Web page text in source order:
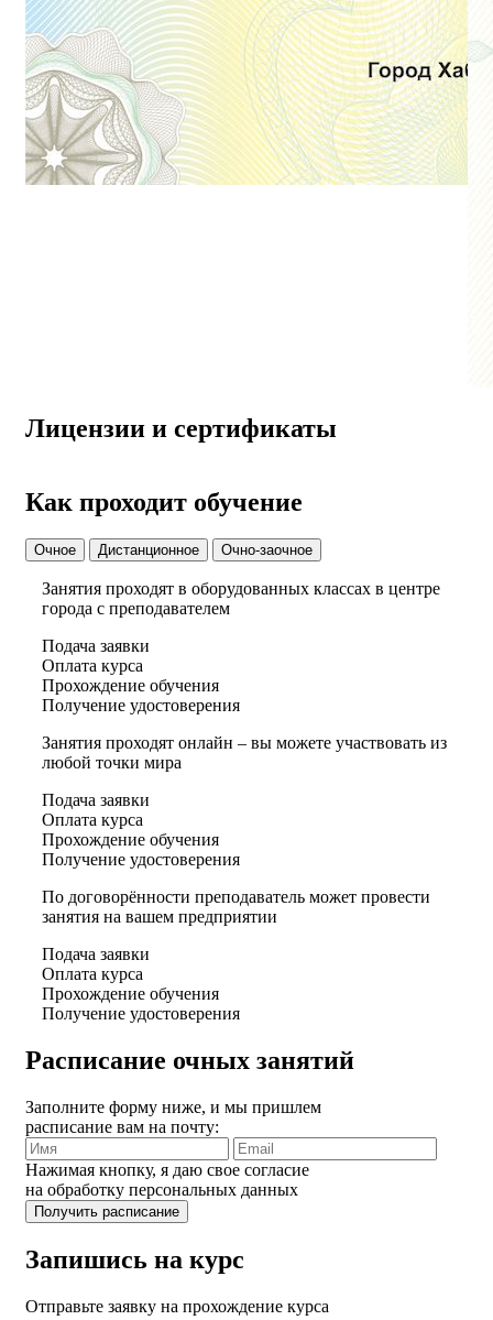
Лицензии и сертификаты
Как проходит обучение
Очное Дистанционное Очно-заочное
Занятия проходят в оборудованных классах в центре
города с преподавателем
Подача заявки
Оплата курса
Прохождение обучения
Получение удостоверения
Занятия проходят онлайн – вы можете участвовать из
любой точки мира
Подача заявки
Оплата курса
Прохождение обучения
Получение удостоверения
По договорённости преподаватель может провести
занятия на вашем предприятии
Подача заявки
Оплата курса
Прохождение обучения
Получение удостоверения
Расписание очных занятий
Заполните форму ниже, и мы пришлем
расписание вам на почту:
Нажимая кнопку, я даю свое согласие
на обработку персональных данных
Запишись на курс
Отправьте заявку на прохождение курса